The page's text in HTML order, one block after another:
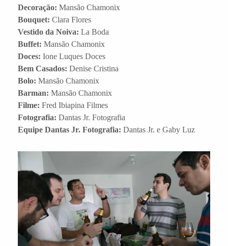
Decoração: Mansão Chamonix
Bouquet: Clara Flores
Vestido da Noiva: La Boda
Buffet: Mansão Chamonix
Doces: Ione Luques Doces
Bem Casados: Denise Cristina
Bolo: Mansão Chamonix
Barman: Mansão Chamonix
Filme: Fred Ibiapina Filmes
Fotografia: Dantas Jr. Fotografia
Equipe Dantas Jr. Fotografia: Dantas Jr. e Gaby Luz